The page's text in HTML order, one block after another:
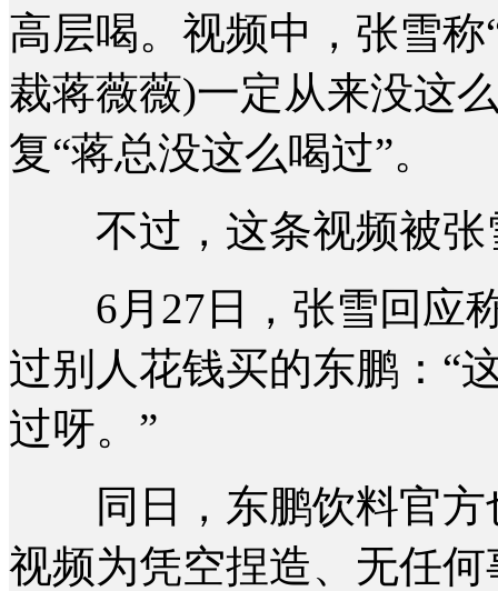
高层喝。视频中，张雪
裁蒋薇薇)一定从来没这
复“蒋总没这么喝过”。
不过，这条视频被张
6月27日，张雪回应称
过别人花钱买的东鹏：“
过呀。”
同日，东鹏饮料官方
视频为凭空捏造、无任